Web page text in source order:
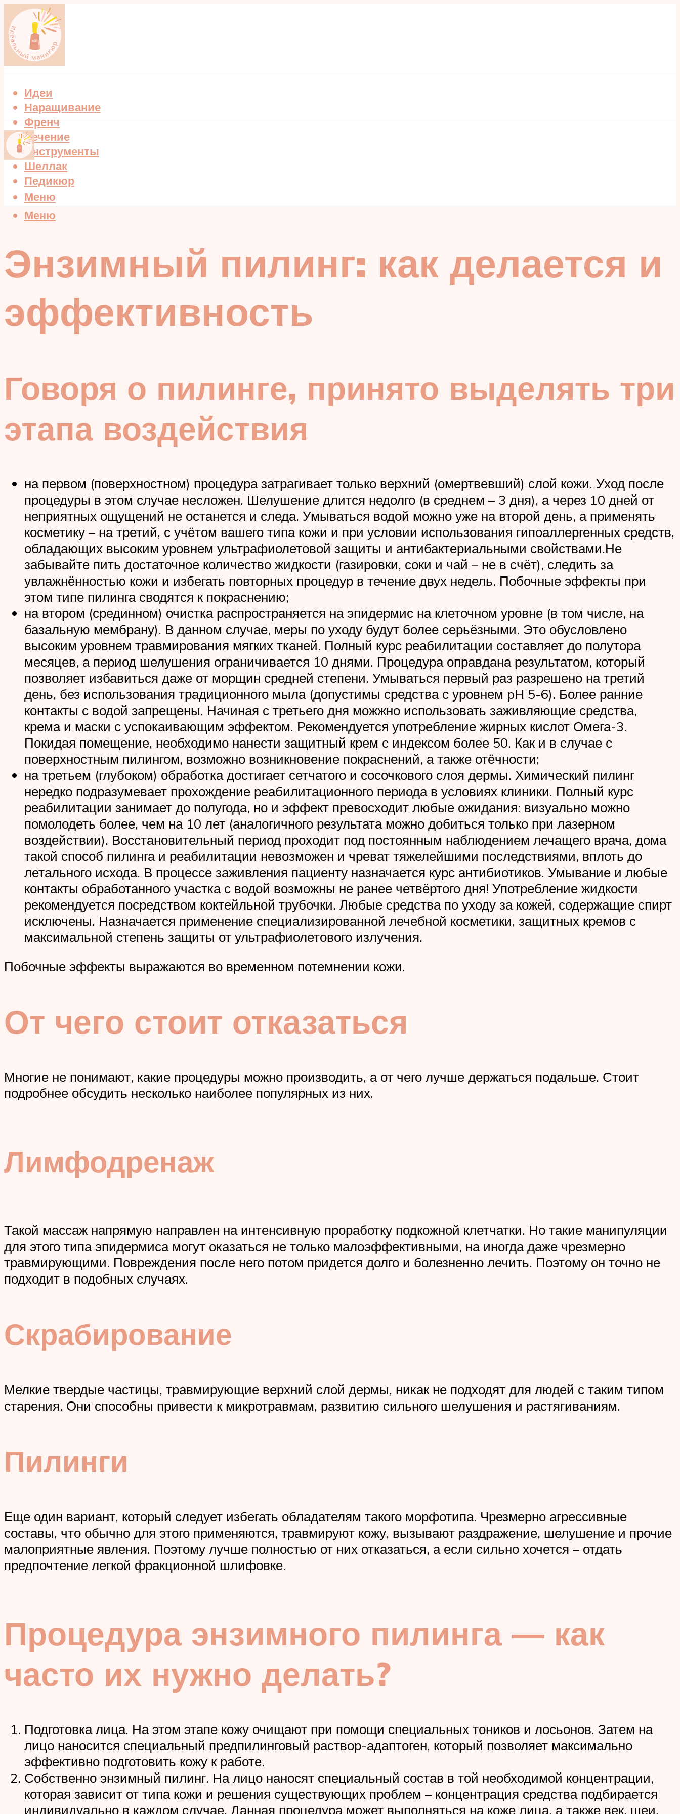
Идеи
Наращивание
Френч
Лечение
Инструменты
Шеллак
Педикюр
Меню
Меню
Энзимный пилинг: как делается и
эффективность
Говоря о пилинге, принято выделять три
этапа воздействия
на первом (поверхностном) процедура затрагивает только верхний (омертвевший) слой кожи. Уход после
процедуры в этом случае несложен. Шелушение длится недолго (в среднем – 3 дня), а через 10 дней от
неприятных ощущений не останется и следа. Умываться водой можно уже на второй день, а применять
косметику – на третий, с учётом вашего типа кожи и при условии использования гипоаллергенных средств,
обладающих высоким уровнем ультрафиолетовой защиты и антибактериальными свойствами.Не
забывайте пить достаточное количество жидкости (газировки, соки и чай – не в счёт), следить за
увлажнённостью кожи и избегать повторных процедур в течение двух недель. Побочные эффекты при
этом типе пилинга сводятся к покраснению;
на втором (срединном) очистка распространяется на эпидермис на клеточном уровне (в том числе, на
базальную мембрану). В данном случае, меры по уходу будут более серьёзными. Это обусловлено
высоким уровнем травмирования мягких тканей. Полный курс реабилитации составляет до полутора
месяцев, а период шелушения ограничивается 10 днями. Процедура оправдана результатом, который
позволяет избавиться даже от морщин средней степени. Умываться первый раз разрешено на третий
день, без использования традиционного мыла (допустимы средства с уровнем pH 5-6). Более ранние
контакты с водой запрещены. Начиная с третьего дня можжно использовать заживляющие средства,
крема и маски с успокаивающим эффектом. Рекомендуется употребление жирных кислот Омега-3.
Покидая помещение, необходимо нанести защитный крем с индексом более 50. Как и в случае с
поверхностным пилингом, возможно возникновение покраснений, а также отёчности;
на третьем (глубоком) обработка достигает сетчатого и сосочкового слоя дермы. Химический пилинг
нередко подразумевает прохождение реабилитационного периода в условиях клиники. Полный курс
реабилитации занимает до полугода, но и эффект превосходит любые ожидания: визуально можно
помолодеть более, чем на 10 лет (аналогичного результата можно добиться только при лазерном
воздействии). Восстановительный период проходит под постоянным наблюдением лечащего врача, дома
такой способ пилинга и реабилитации невозможен и чреват тяжелейшими последствиями, вплоть до
летального исхода. В процессе заживления пациенту назначается курс антибиотиков. Умывание и любые
контакты обработанного участка с водой возможны не ранее четвёртого дня! Употребление жидкости
рекомендуется посредством коктейльной трубочки. Любые средства по уходу за кожей, содержащие спирт
исключены. Назначается применение специализированной лечебной косметики, защитных кремов с
максимальной степень защиты от ультрафиолетового излучения.
Побочные эффекты выражаются во временном потемнении кожи.
От чего стоит отказаться
Многие не понимают, какие процедуры можно производить, а от чего лучше держаться подальше. Стоит
подробнее обсудить несколько наиболее популярных из них.
Лимфодренаж
Такой массаж напрямую направлен на интенсивную проработку подкожной клетчатки. Но такие манипуляции
для этого типа эпидермиса могут оказаться не только малоэффективными, на иногда даже чрезмерно
травмирующими. Повреждения после него потом придется долго и болезненно лечить. Поэтому он точно не
подходит в подобных случаях.
Скрабирование
Мелкие твердые частицы, травмирующие верхний слой дермы, никак не подходят для людей с таким типом
старения. Они способны привести к микротравмам, развитию сильного шелушения и растягиваниям.
Пилинги
Еще один вариант, который следует избегать обладателям такого морфотипа. Чрезмерно агрессивные
составы, что обычно для этого применяются, травмируют кожу, вызывают раздражение, шелушение и прочие
малоприятные явления. Поэтому лучше полностью от них отказаться, а если сильно хочется – отдать
предпочтение легкой фракционной шлифовке.
Процедура энзимного пилинга — как
часто их нужно делать?
Подготовка лица. На этом этапе кожу очищают при помощи специальных тоников и лосьонов. Затем на
лицо наносится специальный предпилинговый раствор-адаптоген, который позволяет максимально
эффективно подготовить кожу к работе.
Собственно энзимный пилинг. На лицо наносят специальный состав в той необходимой концентрации,
которая зависит от типа кожи и решения существующих проблем – концентрация средства подбирается
индивидуально в каждом случае. Данная процедура может выполняться на коже лица, а также век, шеи,